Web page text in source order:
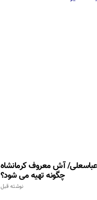
آش معروف کرمانشاه
چگونه تهیه می شود؟
نوشته قبل